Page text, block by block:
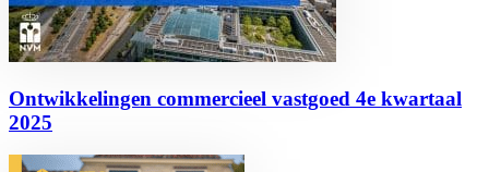
Ontwikkelingen commercieel vastgoed 4e kwartaal
2025